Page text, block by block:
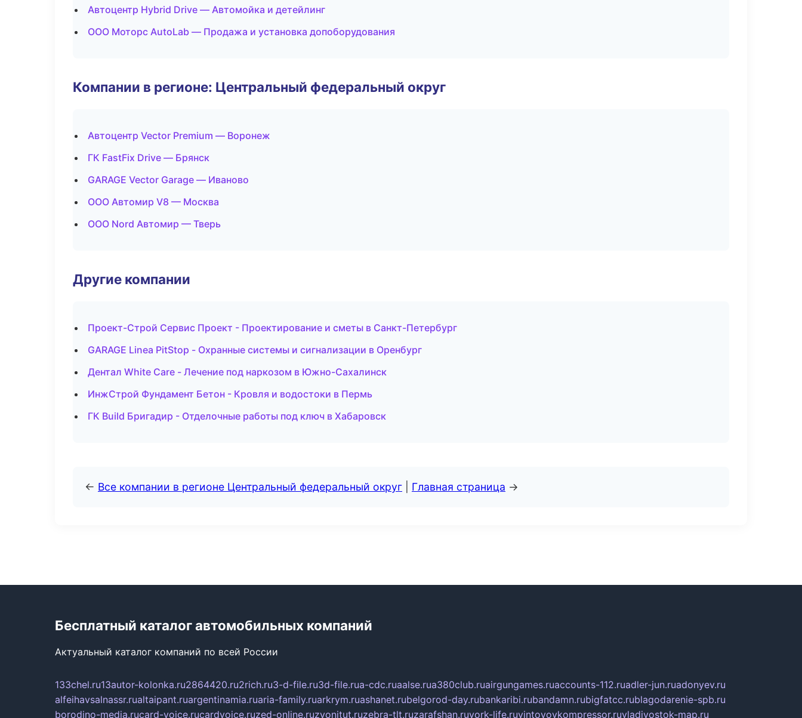
Автоцентр Hybrid Drive — Автомойка и детейлинг
ООО Моторс AutoLab — Продажа и установка допоборудования
Компании в регионе: Центральный федеральный округ
Автоцентр Vector Premium — Воронеж
ГК FastFix Drive — Брянск
GARAGE Vector Garage — Иваново
ООО Автомир V8 — Москва
ООО Nord Автомир — Тверь
Другие компании
Проект-Строй Сервис Проект - Проектирование и сметы в Санкт-Петербург
GARAGE Linea PitStop - Охранные системы и сигнализации в Оренбург
Дентал White Care - Лечение под наркозом в Южно-Сахалинск
ИнжСтрой Фундамент Бетон - Кровля и водостоки в Пермь
ГК Build Бригадир - Отделочные работы под ключ в Хабаровск
← Все компании в регионе Центральный федеральный округ Главная страница →
Бесплатный каталог автомобильных компаний
Актуальный каталог компаний по всей России
133chel.ru13autor-kolonka.ru2864420.ru2rich.ru3-d-file.ru3d-file.rua-cdc.ruaalse.rua380club.ruairgungames.ruaccounts-112.ruadler-jun.ruadonyev.ru
alfeihavsalnassr.rualtaipant.ruargentinamia.ruaria-family.ruarkrym.ruashanet.rubelgorod-day.rubankaribi.rubandamn.rubigfatcc.rublagodarenie-spb.ru
borodino-media.rucard-voice.rucardvoice.ruzed-online.ruzvonitut.ruzebra-tlt.ruzarafshan.ruyork-life.ruvintovoykompressor.ruvladivostok-map.ru